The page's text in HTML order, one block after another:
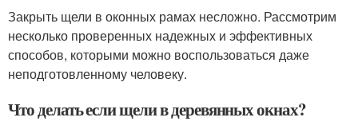
Закрыть щели в оконных рамах несложно. Рассмотрим
несколько проверенных надежных и эффективных
способов, которыми можно воспользоваться даже
неподготовленному человеку.
Что делать если щели в деревянных окнах?